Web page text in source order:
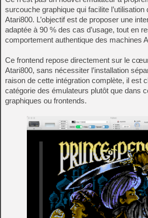
surcouche graphique qui facilite l’utilisation
Atari800. L’objectif est de proposer une
adaptée à 90 % des cas d’usage, tout en
comportement authentique des machines
Ce frontend repose directement sur le
Atari800, sans nécessiter l’installation
raison de cette intégration complète, il est
catégorie des émulateurs plutôt que dans
graphiques ou frontends.